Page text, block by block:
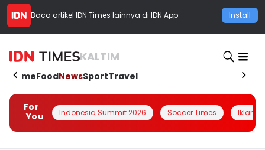
Baca artikel IDN Times lainnya di IDN App Install
KALTIM
HomeFoodNewsSportTravel
For
You
Indonesia Summit 2026 Soccer Times Iklanin